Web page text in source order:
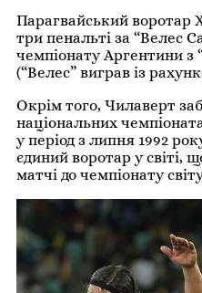
Парагвайський воротар
три пенальті за “Велес
чемпіонату Аргентини з
(“Велес” виграв із
Окрім того, Чилаверт
національних
у період з липня 1992
єдиний воротар у світі,
матчі до чемпіонату